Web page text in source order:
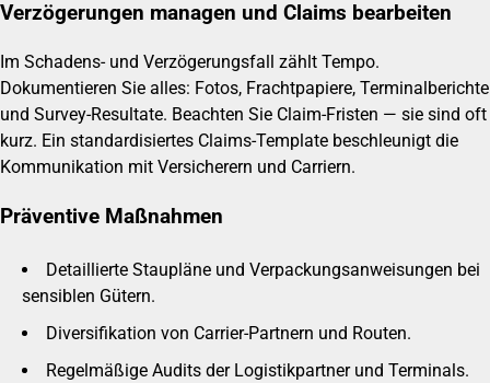
Verzögerungen managen und Claims bearbeiten
Im Schadens- und Verzögerungsfall zählt Tempo.
Dokumentieren Sie alles: Fotos, Frachtpapiere, Terminalberichte
und Survey-Resultate. Beachten Sie Claim-Fristen — sie sind oft
kurz. Ein standardisiertes Claims-Template beschleunigt die
Kommunikation mit Versicherern und Carriern.
Präventive Maßnahmen
Detaillierte Staupläne und Verpackungsanweisungen bei
sensiblen Gütern.
Diversifikation von Carrier-Partnern und Routen.
Regelmäßige Audits der Logistikpartner und Terminals.